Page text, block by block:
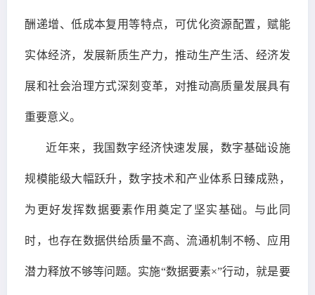
酬递增、低成本复用等特点，可优化资源配置，赋能
实体经济，发展新质生产力，推动生产生活、经济发
展和社会治理方式深刻变革，对推动高质量发展具有
重要意义。
近年来，我国数字经济快速发展，数字基础设施
规模能级大幅跃升，数字技术和产业体系日臻成熟，
为更好发挥数据要素作用奠定了坚实基础。与此同
时，也存在数据供给质量不高、流通机制不畅、应用
潜力释放不够等问题。实施“数据要素×”行动，就是要